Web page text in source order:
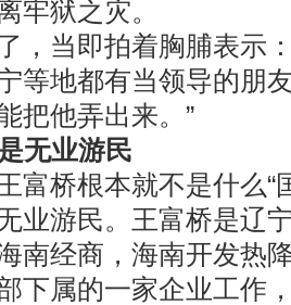
牢狱之灾。
当即拍着胸脯表示：
等地都有当领导的朋
把他弄出来。”
无业游民
桥根本就不是什么“国
业游民。王富桥是辽
南经商，海南开发热
下属的一家企业工作